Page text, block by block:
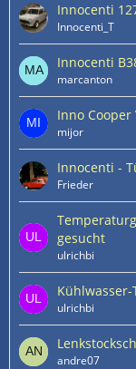
Innocenti
Innocenti_T
Innocenti
marcanton
Inno
mijor
Innocenti -
Frieder
gesucht
ulrichbi
ulrichbi
andre07